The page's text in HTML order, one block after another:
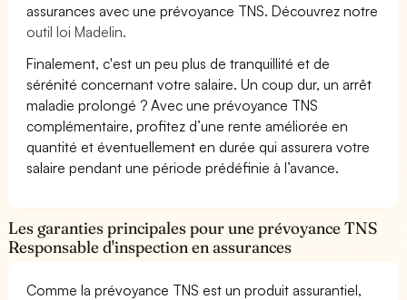
assurances avec une prévoyance TNS. Découvrez notre
outil loi Madelin.
Finalement, c'est un peu plus de tranquillité et de
sérénité concernant votre salaire. Un coup dur, un arrêt
maladie prolongé ? Avec une prévoyance TNS
complémentaire, profitez d’une rente améliorée en
quantité et éventuellement en durée qui assurera votre
salaire pendant une période prédéfinie à l’avance.
Les garanties principales pour une prévoyance TNS
Responsable d'inspection en assurances
Comme la prévoyance TNS est un produit assurantiel,